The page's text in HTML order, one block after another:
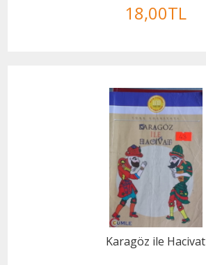
18,00TL
Karagöz ile Hacivat